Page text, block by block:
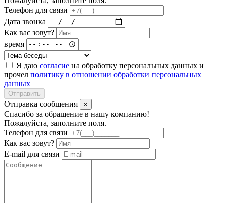
Телефон для связи
Дата звонка
Как вас зовут?
время
Я даю согласие на обработку персональных данных и
прочел политику в отношении обработки персональных
данных
Отправить
Отправка сообщения ×
Спасибо за обращение в нашу компанию!
Пожалуйста, заполните поля.
Телефон для связи
Как вас зовут?
E-mail для связи